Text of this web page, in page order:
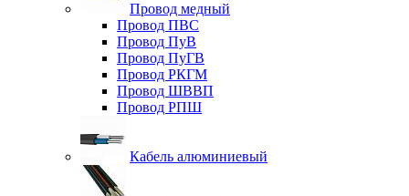
Провод медный
Провод ПВС
Провод ПуВ
Провод ПуГВ
Провод РКГМ
Провод ШВВП
Провод РПШ
Кабель алюминиевый